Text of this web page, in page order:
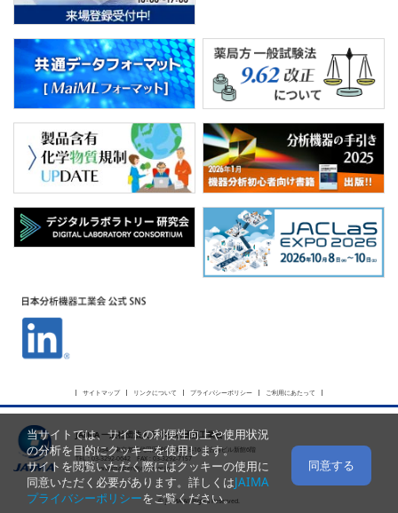
サイトマップ リンクについて プライバシーポリシー ご利用にあたって
JAIMA 一般社団法人 日本分析機器工業会
〒101-0054 東京都千代田区神田錦町2-5-16 名古路ビル新館6階
TEL : 03-3292-0642 FAX : 03-3292-7157
E-mail :webmaster@jaima.or.jp
© JAIMA All Rights Reserved.
当サイトでは、サイトの利便性向上や使用状況
の分析を目的にクッキーを使用します。
サイトを閲覧いただく際にはクッキーの使用に
同意いただく必要があります。詳しくはJAIMA
プライバシーポリシーをご覧ください。
同意する